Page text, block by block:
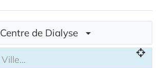
Centre de Dialyse